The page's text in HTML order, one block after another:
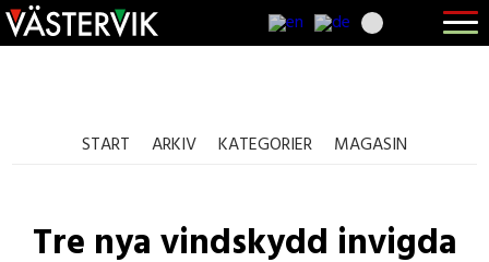
Hoppa
till
huvudnavigering
Skip
to
main
Hoppa
till
sidfot
Öppna
menyn
START ARKIV KATEGORIER MAGASIN
Tre nya vindskydd invigda